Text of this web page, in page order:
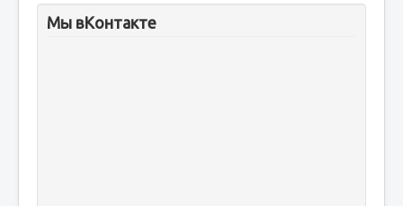
Мы вКонтакте